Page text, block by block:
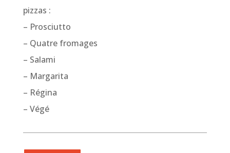
pizzas :
– Prosciutto
– Quatre fromages
– Salami
– Margarita
– Régina
– Végé